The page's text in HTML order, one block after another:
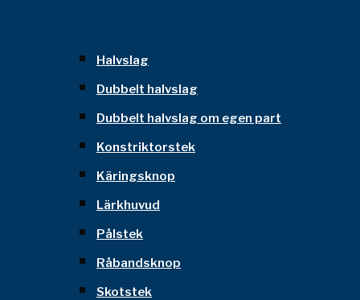
Halvslag
Dubbelt halvslag
Dubbelt halvslag om egen part
Konstriktorstek
Käringsknop
Lärkhuvud
Pålstek
Råbandsknop
Skotstek